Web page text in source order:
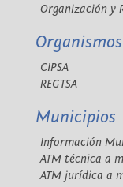
Organización y
Organismos
CIPSA
REGTSA
Municipios
Información
ATM técnica a
ATM jurídica a